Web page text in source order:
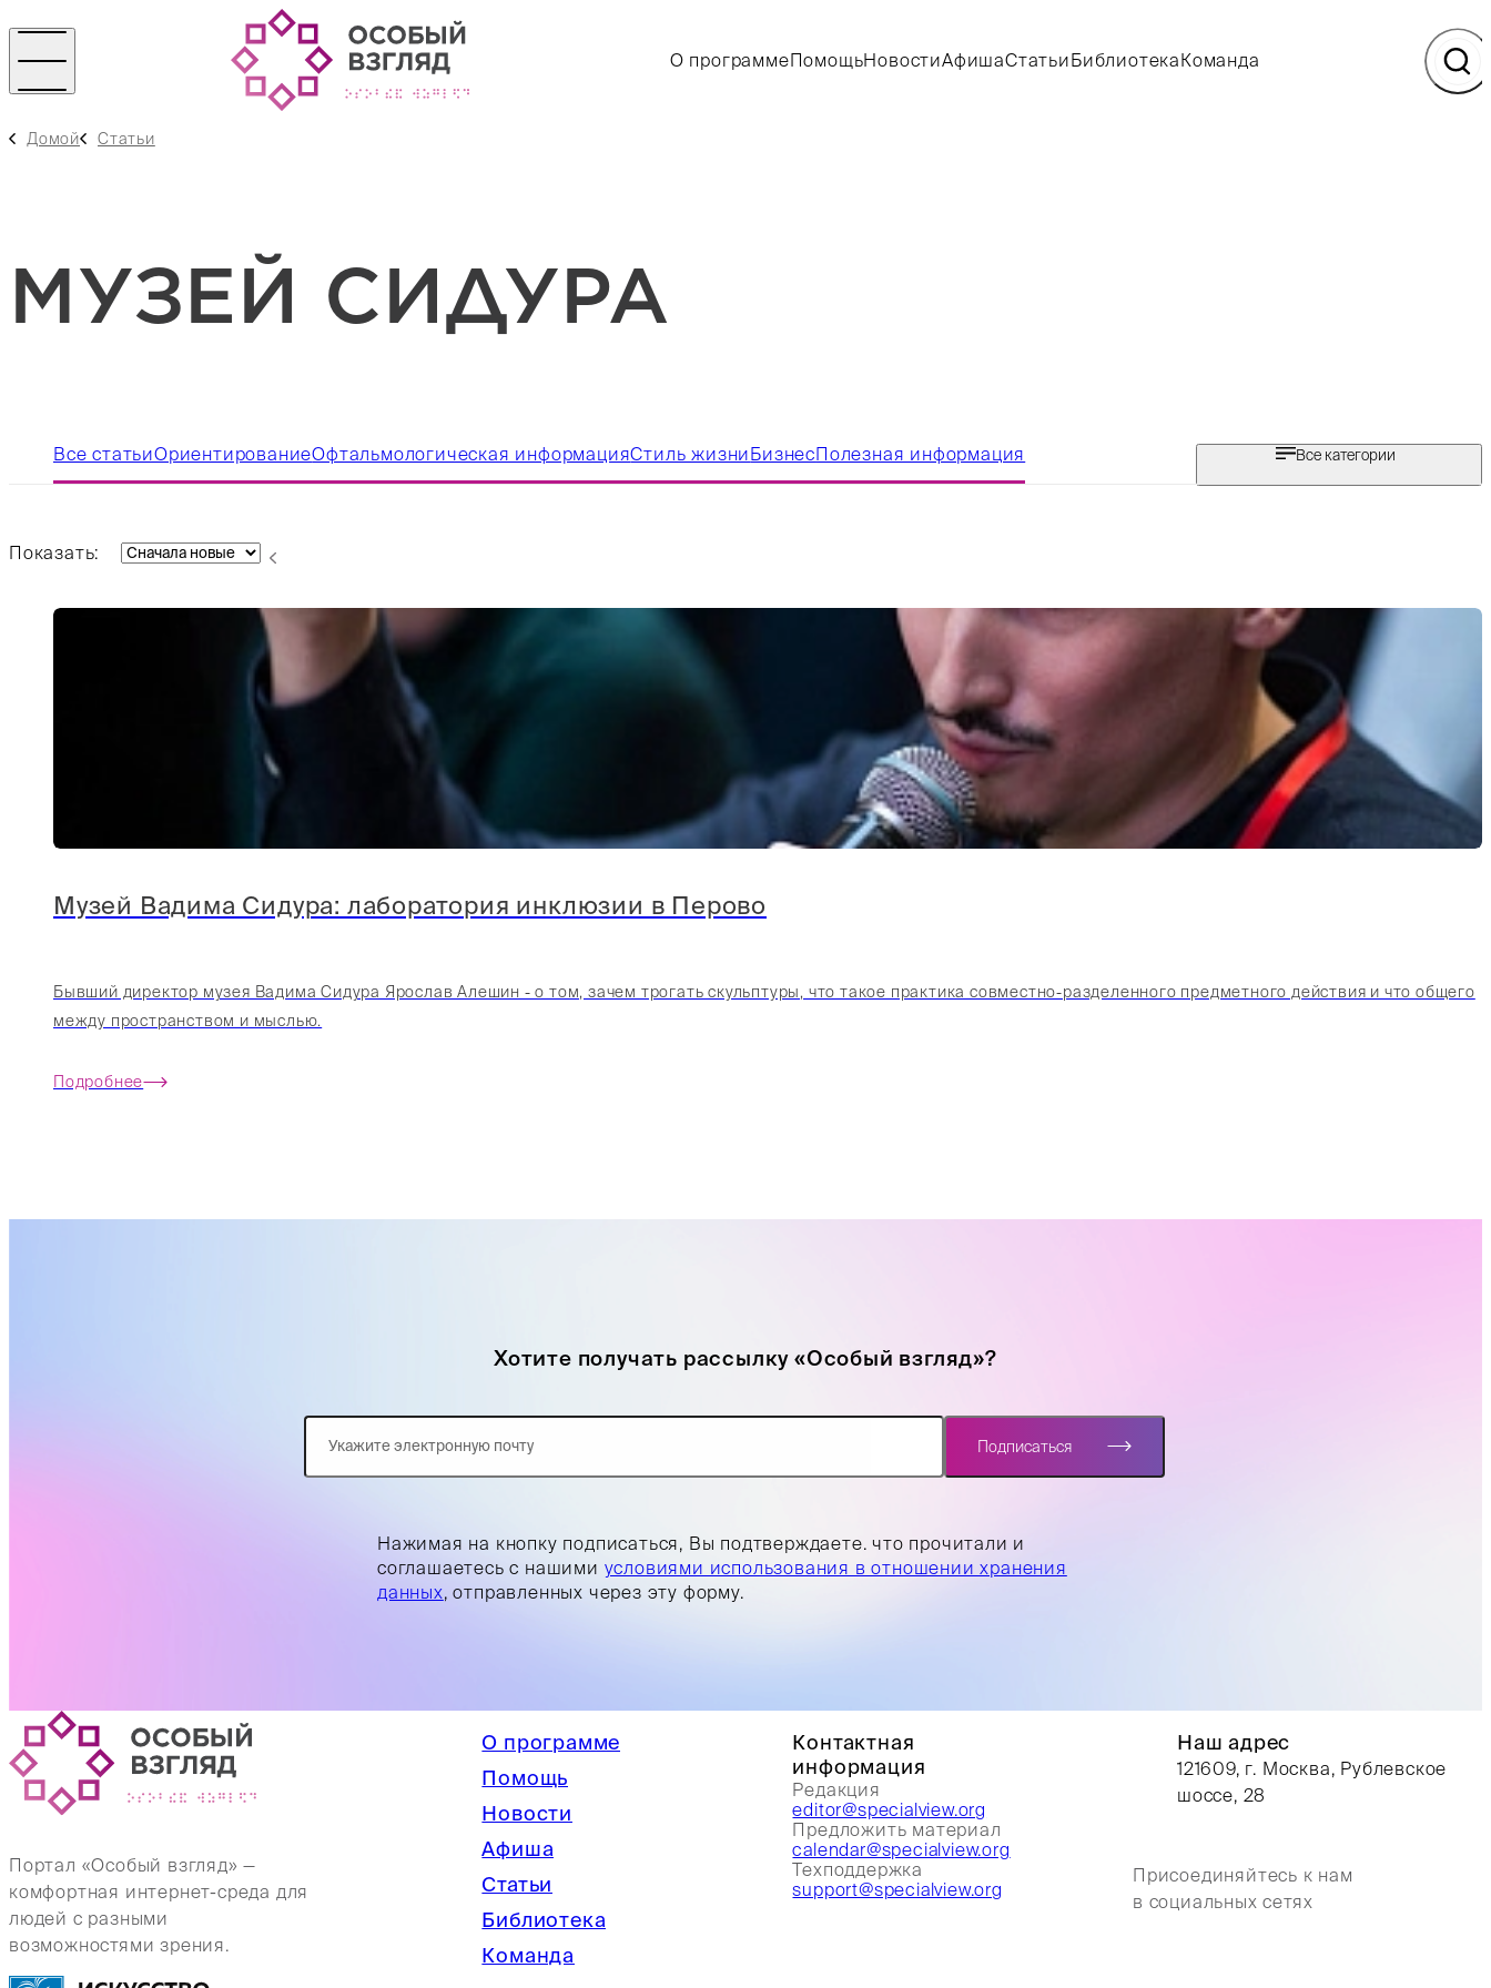
О программеПомощьНовостиАфишаСтатьиБиблиотекаКоманда
Домой Статьи
МУЗЕЙ СИДУРА
Все статьиОриентированиеОфтальмологическая информацияСтиль жизниБизнесПолезная информация Все категории
Показать:
Музей Вадима Сидура: лаборатория инклюзии в Перово
Бывший директор музея Вадима Сидура Ярослав Алешин - о том, зачем трогать скульптуры, что такое практика совместно-разделенного предметного действия и что общего
между пространством и мыслью.
Подробнее
Хотите получать рассылку «Особый взгляд»?
Нажимая на кнопку подписаться, Вы подтверждаете. что прочитали и
соглашаетесь с нашими условиями использования в отношении хранения
данных , отправленных через эту форму.
Подписаться
Портал «Особый взгляд» —
комфортная интернет-среда для
людей с разными
возможностями зрения.
О программе
Помощь
Новости
Афиша
Статьи
Библиотека
Команда
Контактная
информация
Редакция
editor@specialview.org
Предложить материал
calendar@specialview.org
Техподдержка
support@specialview.org
Наш адрес
121609, г. Москва, Рублевское
шоссе, 28
Присоединяйтесь к нам
в социальных сетях